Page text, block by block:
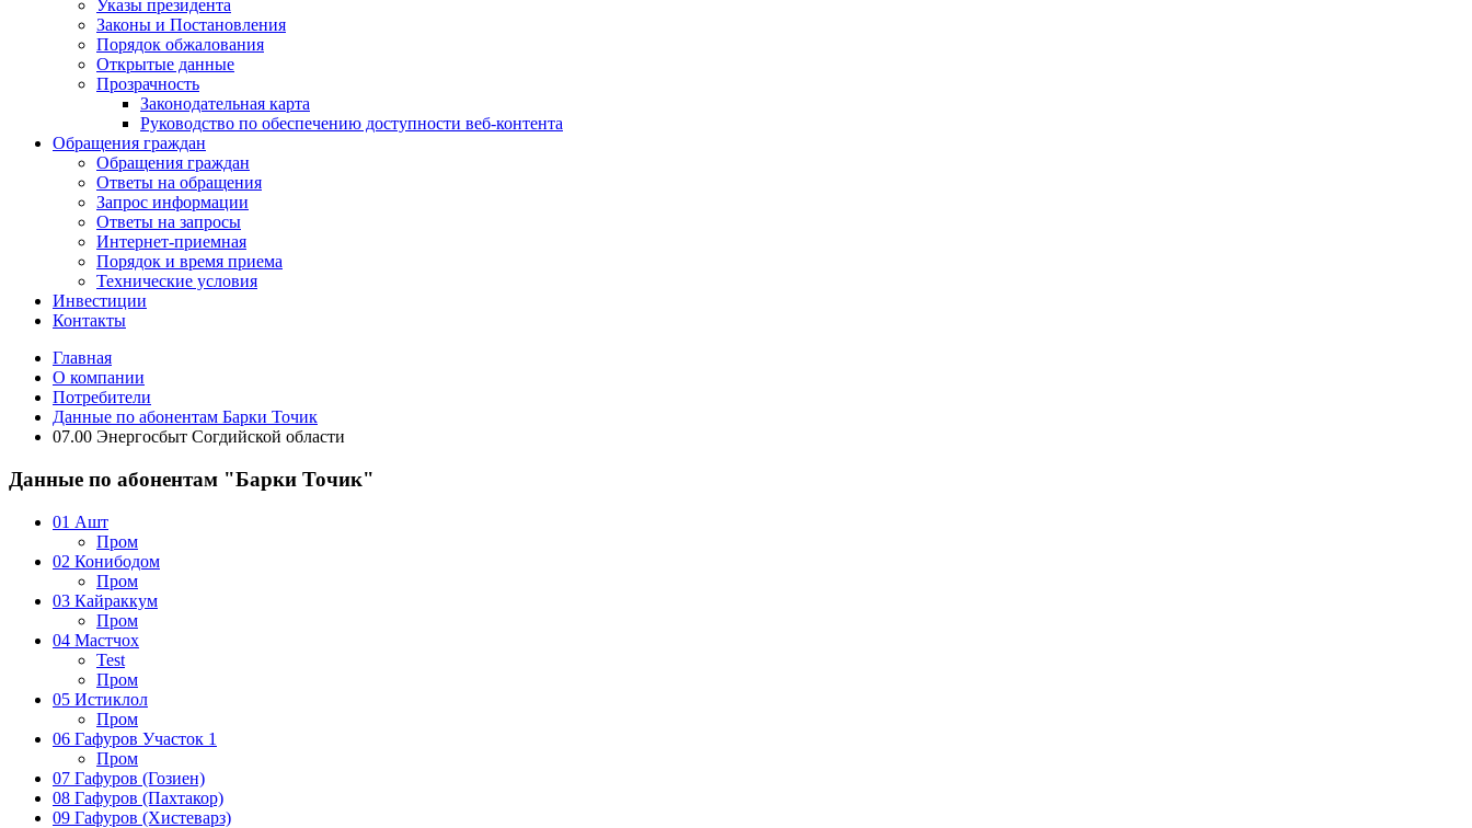
Указы президента
Законы и Постановления
Порядок обжалования
Открытые данные
Прозрачность
Законодательная карта
Руководство по обеспечению доступности веб-контента
Обращения граждан
Обращения граждан
Ответы на обращения
Запрос информации
Ответы на запросы
Интернет-приемная
Порядок и время приема
Технические условия
Инвестиции
Контакты
Главная
О компании
Потребители
Данные по абонентам Барки Точик
07.00 Энергосбыт Согдийской области
Данные по абонентам "Барки Точик"
01 Ашт
Пром
02 Конибодом
Пром
03 Кайраккум
Пром
04 Мастчох
Test
Пром
05 Истиклол
Пром
06 Гафуров Участок 1
Пром
07 Гафуров (Гозиен)
08 Гафуров (Пахтакор)
09 Гафуров (Хистеварз)